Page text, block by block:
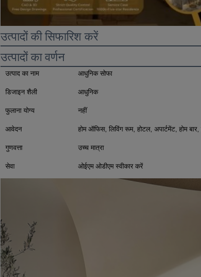
उत्पादों की सिफारिश करें
उत्पादों का वर्णन
उत्पाद का नाम आधुनिक सोफा
डिजाइन शैली आधुनिक
फुलाना योग्य नहीं
आवेदन होम ऑफिस, लिविंग रूम, होटल, अपार्टमेंट, होम बार,
गुणवत्ता उच्च मात्रा
सेवा ओईएम ओडीएम स्वीकार करें